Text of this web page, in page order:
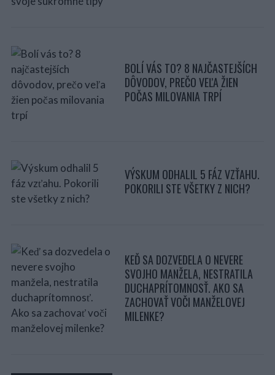
BOLÍ VÁS TO? 8 NAJČASTEJŠÍCH
DÔVODOV, PREČO VEĽA ŽIEN
POČAS MILOVANIA TRPÍ
VÝSKUM ODHALIL 5 FÁZ VZŤAHU.
POKORILI STE VŠETKY Z NICH?
KEĎ SA DOZVEDELA O NEVERE
SVOJHO MANŽELA, NESTRATILA
DUCHAPRÍTOMNOSŤ. AKO SA
ZACHOVAŤ VOČI MANŽELOVEJ
MILENKE?